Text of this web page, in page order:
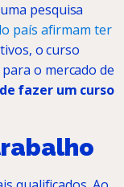
pesquisa
país afirmam ter
o curso
o mercado de
fazer um curso